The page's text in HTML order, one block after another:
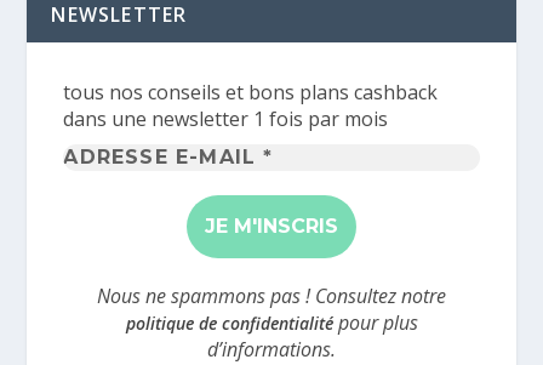
NEWSLETTER
tous nos conseils et bons plans cashback
dans une newsletter 1 fois par mois
Adresse
mail
*
Nous ne spammons pas ! Consultez notre
politique de confidentialitépour plus
d’informations.